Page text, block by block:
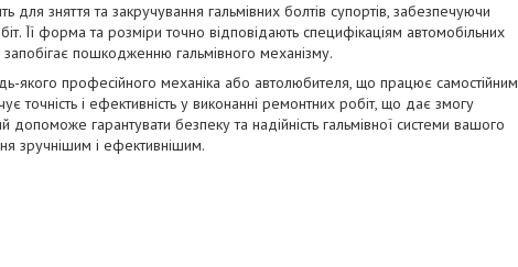
для зняття та закручування гальмівних болтів супортів, забезпечуючи
Її форма та розміри точно відповідають специфікаціям автомобільних
пошкодженню гальмівного механізму.
якого професійного механіка або автолюбителя, що працює самостійним
точність і ефективність у виконанні ремонтних робіт, що дає змогу
допоможе гарантувати безпеку та надійність гальмівної системи вашого
зручнішим і ефективнішим.